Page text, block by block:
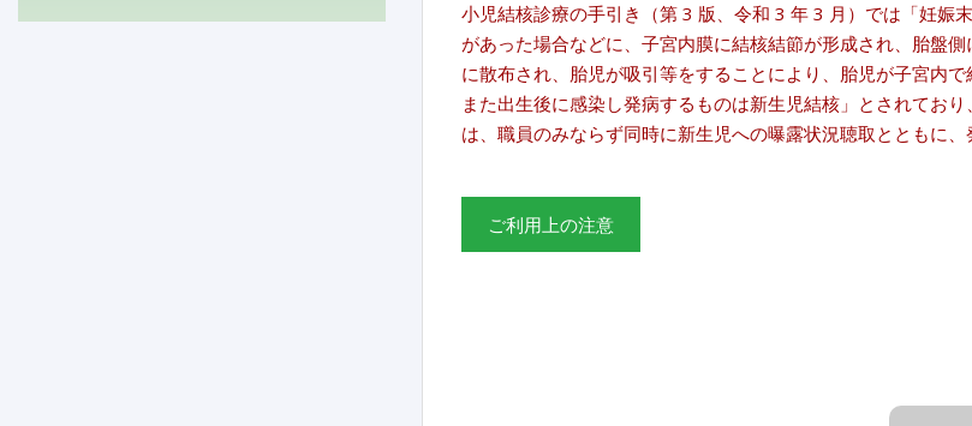
小児結核診療の手引き（第 3 版、令和 3 年 3 月）では「妊娠
があった場合などに、子宮内膜に結核結節が形成され、胎盤
に散布され、胎児が吸引等をすることにより、胎児が子宮内
また出生後に感染し発病するものは新生児結核」とされてお
は、職員のみならず同時に新生児への曝露状況聴取とともに
ご利用上の注意